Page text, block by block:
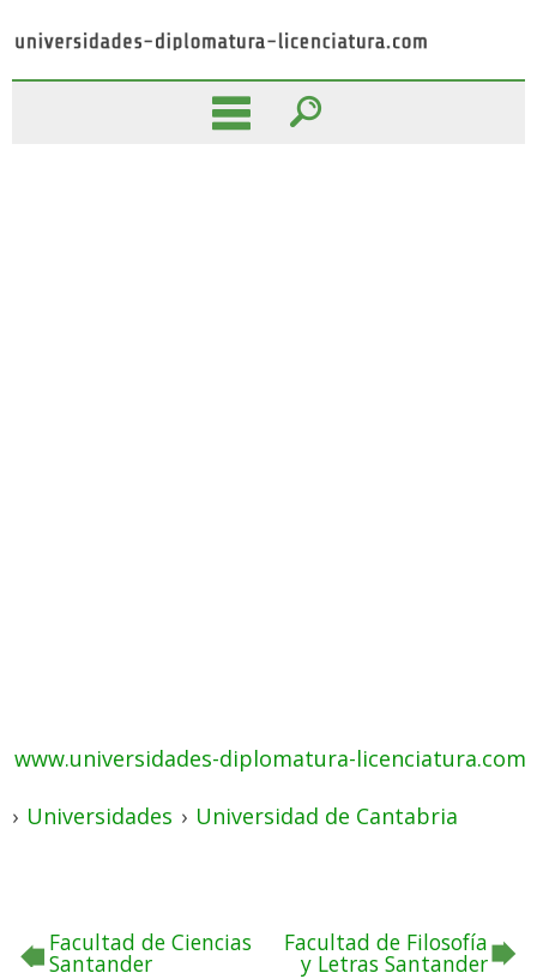
www.universidades-diplomatura-licenciatura.com
› Universidades › Universidad de Cantabria
Facultad de Ciencias
Santander
Facultad de Filosofía
y Letras Santander